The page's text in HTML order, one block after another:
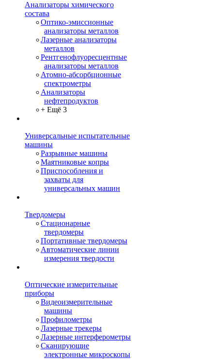
Анализаторы химического
состава
Оптико-эмиссионные
анализаторы металлов
Лазерные анализаторы
металлов
Рентгенофлуоресцентные
анализаторы металлов
Атомно-абсорбционные
спектрометры
Анализаторы
нефтепродуктов
+ Ещё 3
Универсальные испытательные
машины
Разрывные машины
Маятниковые копры
Приспособления и
захваты для
универсальных машин
Твердомеры
Стационарные
твердомеры
Портативные твердомеры
Автоматические линии
измерения твердости
Оптические измерительные
приборы
Видеоизмерительные
машины
Профилометры
Лазерные трекеры
Лазерные интерферометры
Сканирующие
электронные микроскопы